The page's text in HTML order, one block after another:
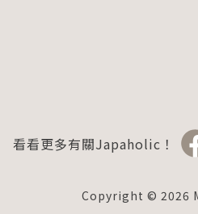
看看更多有關Japaholic！
Copyright © 2026